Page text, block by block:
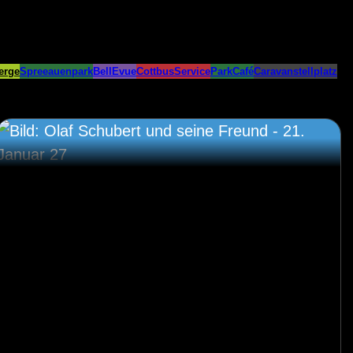
SpreeauenparkBellEvueCottbusServiceParkCaféCaravanstellplatz